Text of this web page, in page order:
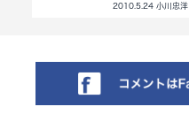
2010.5.24 小川忠洋